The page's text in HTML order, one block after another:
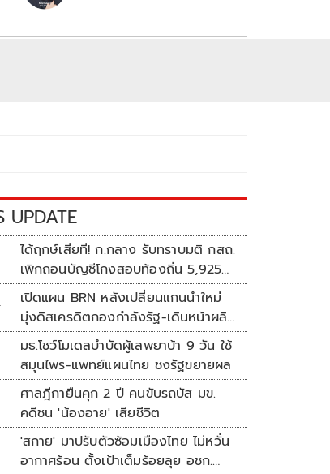
UPDATE
ได้ฤกษ์เสียที! ก.กลาง รับทราบมติ กสถ.
เพิกถอนบัญชีโกงสอบท้องถิ่น 5,925
ราย
เปิดแผน BRN หลังเปลี่ยนแกนนำใหม่
มุ่งดิสเครดิตกองกำลังรัฐ-เดินหน้าผลิต
แนวร่วม
มธ.โชว์โมเดลบำบัดผู้เสพยาบ้า 9 วัน ใช้
สมุนไพร-แพทย์แผนไทย ชงรัฐขยายผล
ศาลฎีกายืนคุก 2 ปี คนขับรถบัส มข.
คดีชน 'น้องอาย' เสียชีวิต
'สกาย' มาปรับตัวซ้อมเมืองไทย ไม่หวั่น
อากาศร้อน ตั้งเป้าเต็มร้อยลุย อชก.